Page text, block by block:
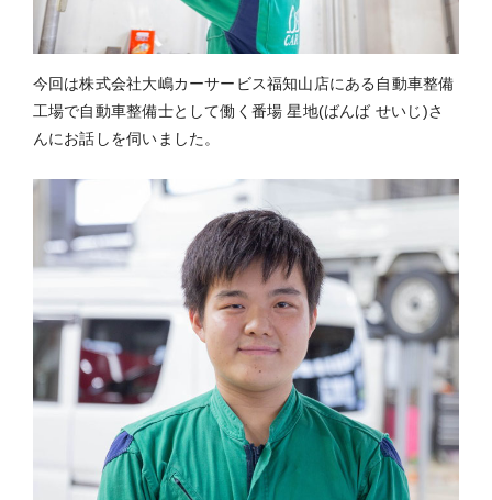
今回は株式会社大嶋カーサービス福知山店にある自動車整備
工場で自動車整備士として働く番場 星地(ばんば せいじ)さ
んにお話しを伺いました。